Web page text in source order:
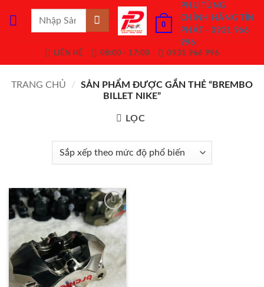
0
PHỤ TÙNG
CHÍNH HÃNG TÍN
PHÁT - 0931 966
996
LIÊN HỆ 08:00 - 17:00 0931 966 996
TRANG CHỦ /
SẢN PHẨM ĐƯỢC GẮN THẺ “BREMBO
BILLET NIKE”
LỌC
Add to
Wishlist